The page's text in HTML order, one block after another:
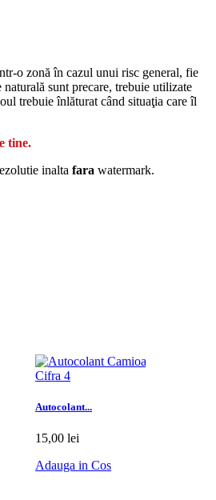
o zonă în cazul unui risc general, fie
sunt precare, trebuie utilizate
trebuie înlăturat când situaţia care îl
tine.
inalta fara watermark.
Autocolant...
15,00 lei
Adauga in Cos